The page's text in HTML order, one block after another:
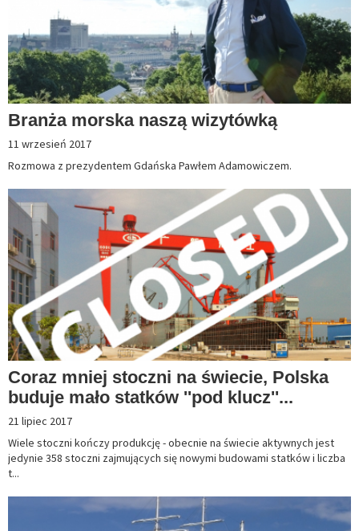
Branża morska naszą wizytówką
11 wrzesień 2017
Rozmowa z prezydentem Gdańska Pawłem Adamowiczem.
Coraz mniej stoczni na świecie, Polska
buduje mało statków ''pod klucz''...
21 lipiec 2017
Wiele stoczni kończy produkcję - obecnie na świecie aktywnych jest
jedynie 358 stoczni zajmujących się nowymi budowami statków i liczba
t...